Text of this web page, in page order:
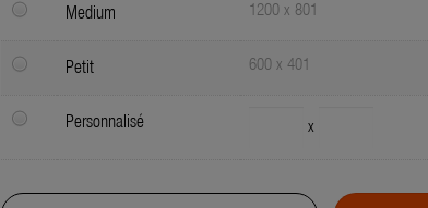
Medium 1200 x 801
Petit 600 x 401
Personnalisé x